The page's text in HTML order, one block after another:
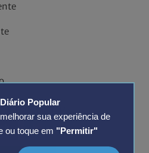
Popular
sua experiência de
ou toque em "Permitir"
ESSA NOTÍCIA:
Twitter